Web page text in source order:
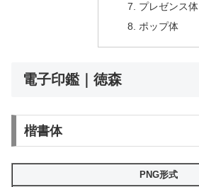
プレゼンス体
ポップ体
電子印鑑｜徳森
楷書体
PNG形式